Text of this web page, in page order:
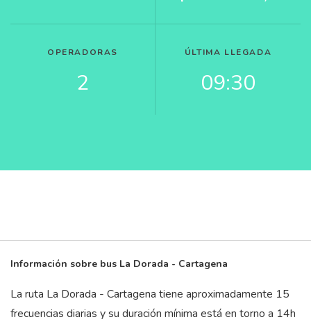
OPERADORAS
2
ÚLTIMA LLEGADA
09:30
Información sobre bus La Dorada - Cartagena
La ruta La Dorada - Cartagena tiene aproximadamente 15
frecuencias diarias y su duración mínima está en torno a 14h